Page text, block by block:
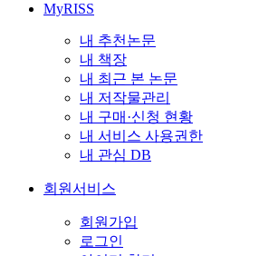
MyRISS
내 추천논문
내 책장
내 최근 본 논문
내 저작물관리
내 구매·신청 현황
내 서비스 사용권한
내 관심 DB
회원서비스
회원가입
로그인